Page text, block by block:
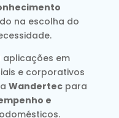
na escolha do
aplicações em
e corporativos
Wandertecpara
e